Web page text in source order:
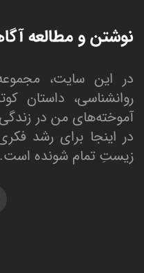
نوشتن و مطالعه
در این سایت،
روانشناسی، داستان
آموخته‌های من در
در اینجا برای رشد
زیستِ تمام شونده است.